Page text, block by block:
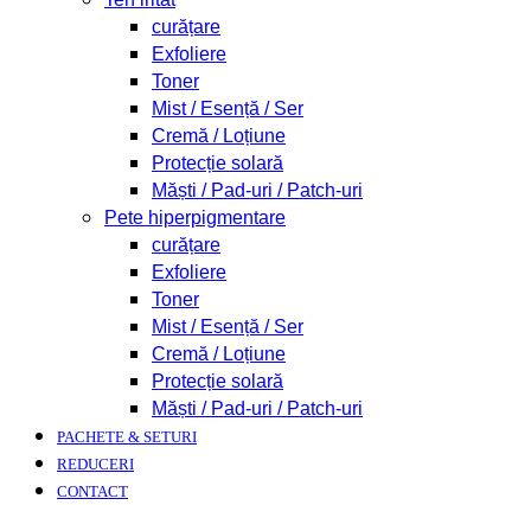
curățare
Exfoliere
Toner
Mist / Esență / Ser
Cremă / Loțiune
Protecție solară
Măști / Pad-uri / Patch-uri
Pete hiperpigmentare
curățare
Exfoliere
Toner
Mist / Esență / Ser
Cremă / Loțiune
Protecție solară
Măști / Pad-uri / Patch-uri
PACHETE & SETURI
REDUCERI
CONTACT